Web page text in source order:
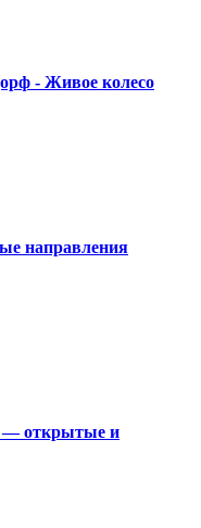
- Живое колесо
направления
открытые и